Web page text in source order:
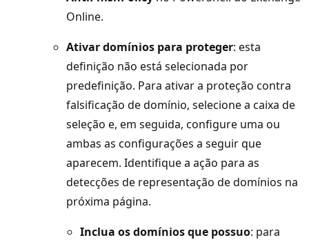
Online.
Ativar domínios para proteger: esta
definição não está selecionada por
predefinição. Para ativar a proteção contra
falsificação de domínio, selecione a caixa de
seleção e, em seguida, configure uma ou
ambas as configurações a seguir que
aparecem. Identifique a ação para as
detecções de representação de domínios na
próxima página.
Inclua os domínios que possuo: para